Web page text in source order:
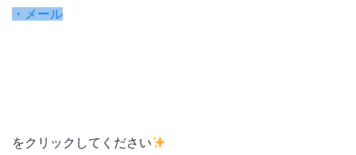
・メール
をクリックしてください